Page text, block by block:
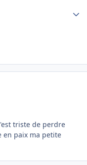
triste de perdre
en paix ma petite